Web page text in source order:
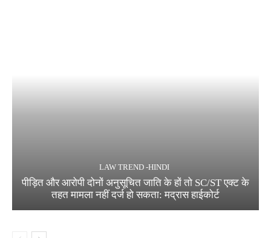
LAW TREND -HINDI
पीड़ित और आरोपी दोनों अनुसूचित जाति के हों तो SC/ST एक्ट के
तहत मामला नहीं दर्ज हो सकता: मद्रास हाईकोर्ट